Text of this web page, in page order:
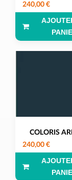
240,00 €
COLORIS
240,00 €